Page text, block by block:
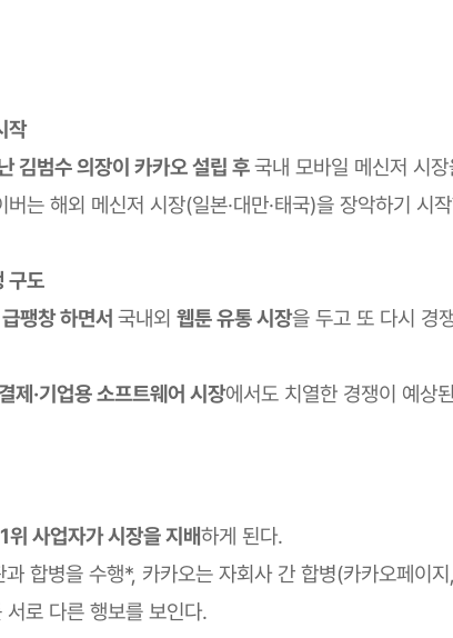
작
김범수 의장이 카카오 설립 후국내 모바일 메신저 시장
는 해외 메신저 시장(일본·대만·태국)을 장악하기 시
구도
팽창 하면서 국내외 웹툰 유통 시장을 두고 또 다시 경
제·기업용 소프트웨어 시장에서도 치열한 경쟁이 예상
위 사업자가 시장을 지배하게 된다.
합병을 수행*, 카카오는 자회사 간 합병(카카오페이
로 다른 행보를 보인다.